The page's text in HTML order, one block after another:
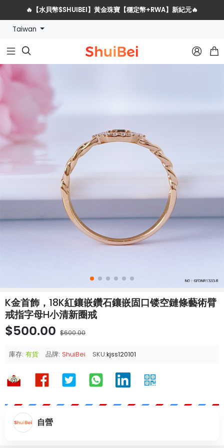
🔥【水貝幣$SHUIBEI】黃金珠寶【穩定幣+RWA】新紀元🔥
Taiwan
  
K金首飾，18K紅鑲嵌鑽石鑲嵌固口镂空鏈條藝術臂
戒指字母H小清新圈戒
$500.00 $600.00
庫存: 有貨 品牌: ShuiBei SKU:kjss120101
自營